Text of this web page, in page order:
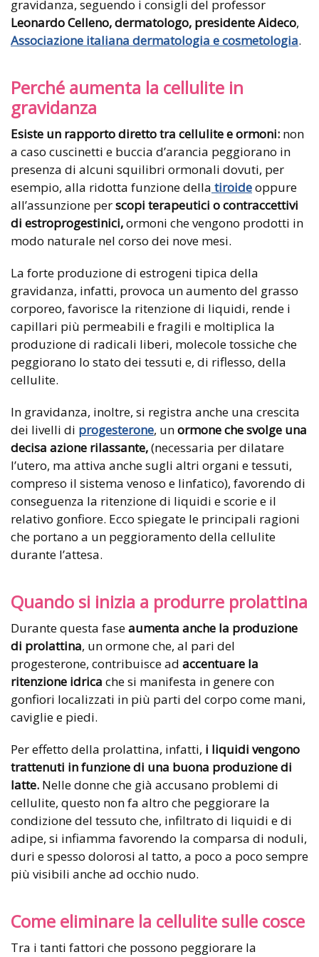
gravidanza, seguendo i consigli del professor
Leonardo Celleno, dermatologo, presidente Aideco,
Associazione italiana dermatologia e cosmetologia.
Perché aumenta la cellulite in
gravidanza
Esiste un rapporto diretto tra cellulite e ormoni: non
a caso cuscinetti e buccia d’arancia peggiorano in
presenza di alcuni squilibri ormonali dovuti, per
esempio, alla ridotta funzione della tiroideoppure
all’assunzione perscopi terapeutici o contraccettivi
di estroprogestinici,ormoni che vengono prodotti in
modo naturale nel corso dei nove mesi.
La forte produzione di estrogeni tipica della
gravidanza, infatti, provoca un aumento del grasso
corporeo, favorisce la ritenzione di liquidi, rende i
capillari più permeabili e fragili e moltiplica la
produzione di radicali liberi, molecole tossiche che
peggiorano lo stato dei tessuti e, di riflesso, della
cellulite.
In gravidanza, inoltre, si registra anche una crescita
dei livelli di progesterone, unormone che svolge una
decisa azione rilassante,(necessaria per dilatare
l’utero, ma attiva anche sugli altri organi e tessuti,
compreso il sistema venoso e linfatico), favorendo di
conseguenza la ritenzione di liquidi e scorie e il
relativo gonfiore. Ecco spiegate le principali ragioni
che portano a un peggioramento della cellulite
durante l’attesa.
Quando si inizia a produrre prolattina
Durante questa faseaumenta anche la produzione
di prolattina, un ormone che, al pari del
progesterone, contribuisce ad accentuare la
ritenzione idrica che si manifesta in genere con
gonfiori localizzati in più parti del corpo come mani,
caviglie e piedi.
Per effetto della prolattina, infatti, i liquidi vengono
trattenuti in funzione di una buona produzione di
latte. Nelle donne che già accusano problemi di
cellulite, questo non fa altro che peggiorare la
condizione del tessuto che, infiltrato di liquidi e di
adipe, si infiamma favorendo la comparsa di noduli,
duri e spesso dolorosi al tatto, a poco a poco sempre
più visibili anche ad occhio nudo.
Come eliminare la cellulite sulle cosce
Tra i tanti fattori che possono peggiorare la